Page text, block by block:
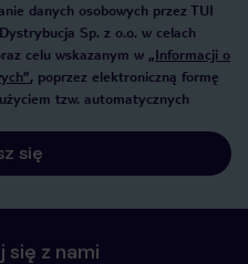
danych osobowych przez TUI
Sp. z o.o. w celach
celu wskazanym w „Informacji o
, poprzez elektroniczną formę
tzw. automatycznych
się
z nami